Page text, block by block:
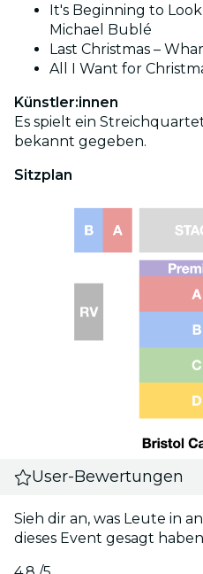
It's Beginning to
Michael Bublé
Last Christmas –
All I Want for
Künstler:innen
Es spielt ein
bekannt gegeben.
Sitzplan
User-Bewertungen
Sieh dir an, was Leute in
dieses Event gesagt